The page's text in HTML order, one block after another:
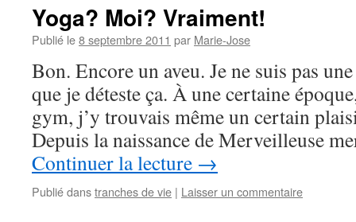
Yoga? Moi? Vraiment!
Publié le8 septembre 2011 par Marie-Jose
Bon. Encore un aveu. Je ne suis pas
que je déteste ça. À une certaine
gym, j’y trouvais même un certain
Depuis la naissance de Merveilleuse
Continuer la lecture →
Publié danstranches de vie | Laisser un commentaire